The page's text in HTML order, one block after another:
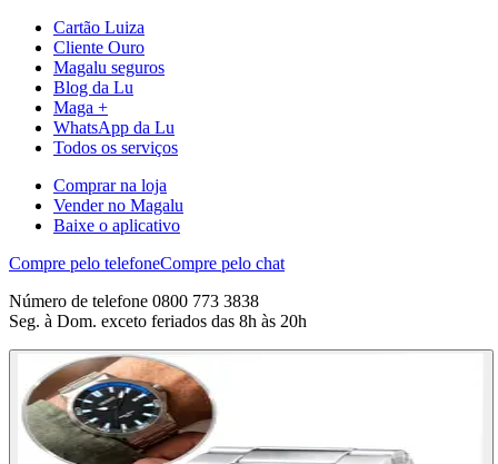
Cartão Luiza
Cliente Ouro
Magalu seguros
Blog da Lu
Maga +
WhatsApp da Lu
Todos os serviços
Comprar na loja
Vender no Magalu
Baixe o aplicativo
Compre pelo telefoneCompre pelo chat
Número de telefone 0800 773 3838
Seg. à Dom. exceto feriados das 8h às 20h